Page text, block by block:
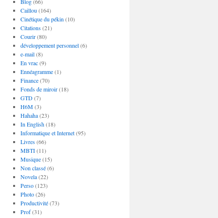
Caillou (164)
Cinétique du pékin (10)
Citations(21)
Courir(80)
développement personnel(6)
e-mail(8)
En vrac(9)
Ennéagramme(1)
Finance(70)
Fonds de miroir(18)
GTD(7)
H6M(3)
Hahaha(23)
In English(18)
Informatique et Internet(95)
Livres(66)
MBTI(11)
Musique(15)
Non classé(6)
Novela(22)
Perso(123)
Photo(26)
Productivité(73)
Prof(31)